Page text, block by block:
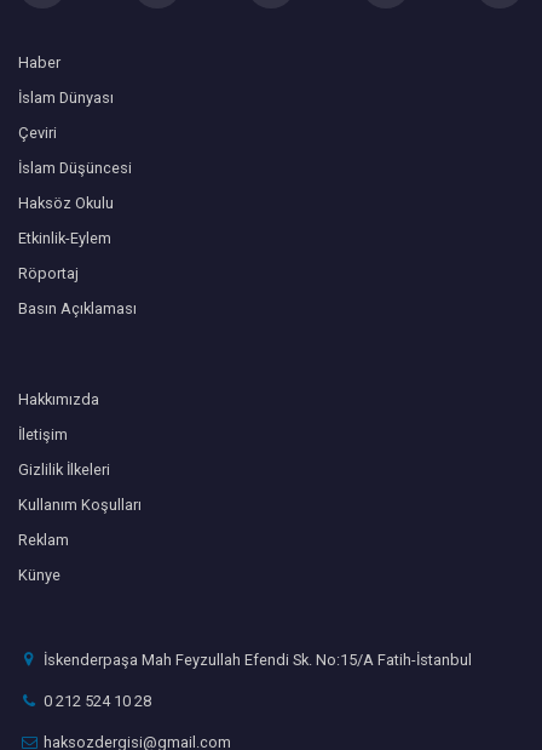
Haber
İslam Dünyası
Çeviri
İslam Düşüncesi
Haksöz Okulu
Etkinlik-Eylem
Röportaj
Basın Açıklaması
Hakkımızda
İletişim
Gizlilik İlkeleri
Kullanım Koşulları
Reklam
Künye
İskenderpaşa Mah Feyzullah Efendi Sk. No:15/A Fatih-İstanbul
0 212 524 10 28
haksozdergisi@gmail.com